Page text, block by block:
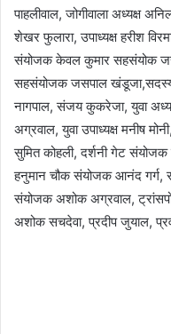
पाहलीवाल, जोगीवाला अध्यक्ष
शेखर फुलारा, उपाध्यक्ष हरीश
संयोजक केवल कुमार सहसंयोक
सहसंयोजक जसपाल खंडूजा,सदस्य
नागपाल, संजय कुकरेजा, युवा
अग्रवाल, युवा उपाध्यक्ष मनीष
सुमित कोहली, दर्शनी गेट
हनुमान चौक संयोजक आनंद गर्ग,
संयोजक अशोक अग्रवाल,
अशोक सचदेवा, प्रदीप जुयाल,